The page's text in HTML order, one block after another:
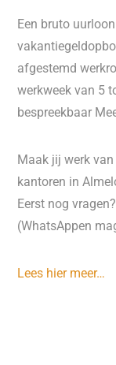
Een bruto
afgestemd
werkweek van 5
bespreekbaar
Maak jij werk
kantoren in
Eerst nog
(WhatsAppen
Lees hier meer…